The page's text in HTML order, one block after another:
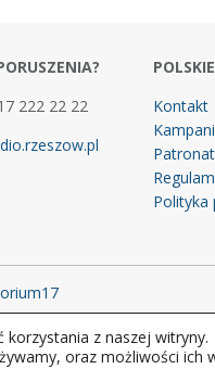
222 22 22
Kontakt
Polityka
prawa zastrzeżone.
korzystania z naszej witryny.
oraz możliwości ich